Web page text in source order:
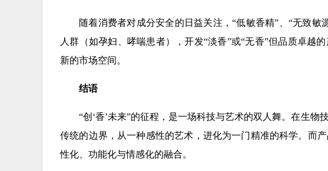
随着消费者对成分安全的日益关注，“低敏香精”、“无致
人群（如孕妇、哮喘患者），开发“淡香”或“无香”但品质卓越
新的市场空间。
结语
“创‘香’未来”的征程，是一场科技与艺术的双人舞。在生
传统的边界，从一种感性的艺术，进化为一门精准的科学。而
性化、功能化与情感化的融合。